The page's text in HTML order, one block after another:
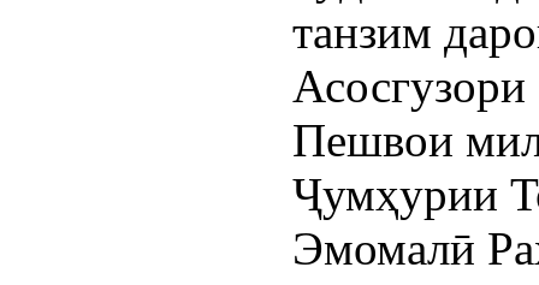
танзим
Пешвои
Ҷумҳурии
Эмомалӣ